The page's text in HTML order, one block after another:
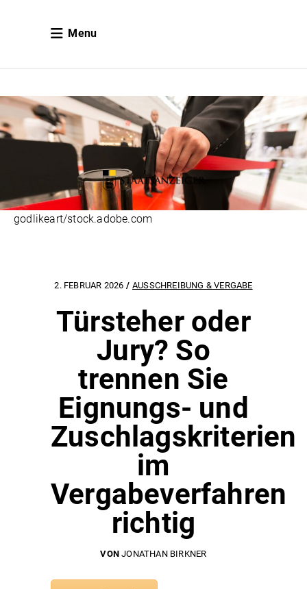
Menu
godlikeart/stock.adobe.com
2. FEBRUAR 2026 AUSSCHREIBUNG & VERGABE
Türsteher oder
Jury? So
trennen Sie
Eignungs- und
Zuschlagskriterien
im
Vergabeverfahren
richtig
VONJONATHAN BIRKNER